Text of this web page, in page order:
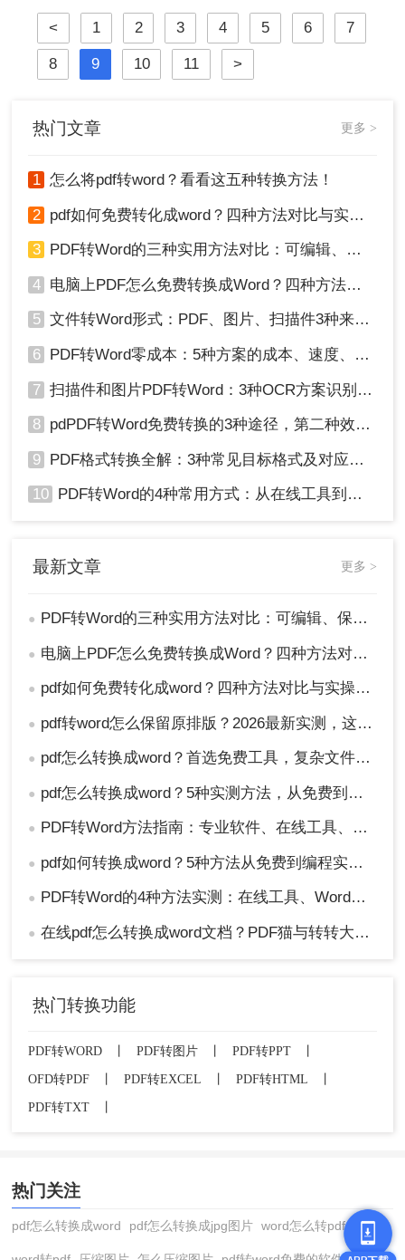
够专业，足够安全的pdf在线转换器，
这些问题都是可以避免的。下面小编
就给大家推荐一款，顺便看看pdf转
word在线转换怎么操作?
< 1 2 3 4 5 6 7
8 9 10 11 >
热门文章 更多 >
1 怎么将pdf转word？看看这五种转换方法！
2 pdf如何免费转化成word？四种方法对比与实操指南（附详细表格）
3 PDF转Word的三种实用方法对比：可编辑、保格式、避风险！
4 电脑上PDF怎么免费转换成Word？四种方法对比与实操指南（附详细表格）!
5 文件转Word形式：PDF、图片、扫描件3种来源分别怎么处理！
6 PDF转Word零成本：5种方案的成本、速度、精度对比！
7 扫描件和图片PDF转Word：3种OCR方案识别率实测！
8 pdPDF转Word免费转换的3种途径，第二种效率最高！
9 PDF格式转换全解：3种常见目标格式及对应操作方法！
10 PDF转Word的4种常用方式：从在线工具到桌面软件全梳理！
最新文章 更多 >
● PDF转Word的三种实用方法对比：可编辑、保格式、避风险！
● 电脑上PDF怎么免费转换成Word？四种方法对比与实操指南（附详细表格）!
● pdf如何免费转化成word？四种方法对比与实操指南（附详细表格）
● pdf转word怎么保留原排版？2026最新实测，这5种方法从免费到专业全搞定！
● pdf怎么转换成word？首选免费工具，复杂文件再上专业软件！
● pdf怎么转换成word？5种实测方法，从免费到专业全攻略！
● PDF转Word方法指南：专业软件、在线工具、Word内置与改后缀名4种方案对比！
● pdf如何转换成word？5种方法从免费到编程实测对比！
● PDF转Word的4种方法实测：在线工具、Word、Adobe与开源软件对比！！
● 在线pdf怎么转换成word文档？PDF猫与转转大师2种在线工具使用指南与功能对比！
热门转换功能
PDF转WORD PDF转图片 PDF转PPT
OFD转PDF
PDF转EXCEL PDF转HTML
PDF转TXT
热门关注
pdf怎么转换成word pdf怎么转换成jpg图片 word怎么转pdf